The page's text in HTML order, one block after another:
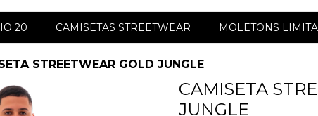
20 CAMISETAS STREETWEAR MOLETONS
STREETWEAR GOLD JUNGLE
CAMISETA
JUNGLE